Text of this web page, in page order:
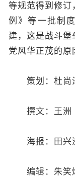
等规范得到修订
例》等一批制
建，这是战斗
党风华正茂的原
策划：杜尚
撰文：王洲
海报：田兴
编辑：朱笑